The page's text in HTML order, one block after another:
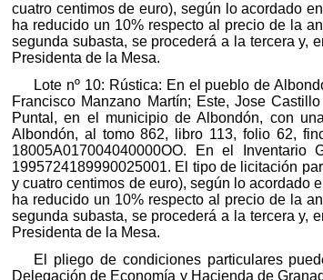
cuatro centimos de euro), según lo acordado
ha reducido un 10% respecto al precio de la
segunda subasta, se procederá a la tercera y,
Presidenta de la Mesa.
Lote nº 10: Rústica: En el pueblo de
Francisco Manzano Martín; Este, Jose
Puntal, en el municipio de Albondón, con
Albondón, al tomo 862, libro 113, folio 62,
18005A017004040000OO. En el
1995724189990025001. El tipo de licitación
y cuatro centimos de euro), según lo acordado
ha reducido un 10% respecto al precio de la
segunda subasta, se procederá a la tercera y,
Presidenta de la Mesa.
El pliego de condiciones particulares
Delegación de Economía y Hacienda de